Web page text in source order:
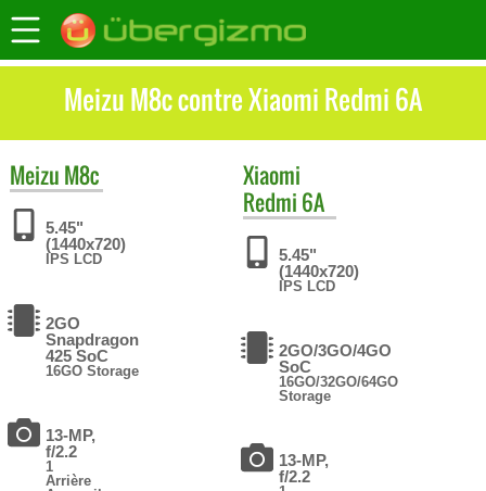
Meizu M8c contre Xiaomi Redmi 6A
Meizu M8c
5.45"
(1440x720)
IPS LCD
2GO
Snapdragon
425 SoC
16GO Storage
13-MP,
f/2.2
1
Arrière
Xiaomi
Redmi 6A
5.45"
(1440x720)
IPS LCD
2GO/3GO/4GO
SoC
16GO/32GO/64GO
Storage
13-MP,
f/2.2